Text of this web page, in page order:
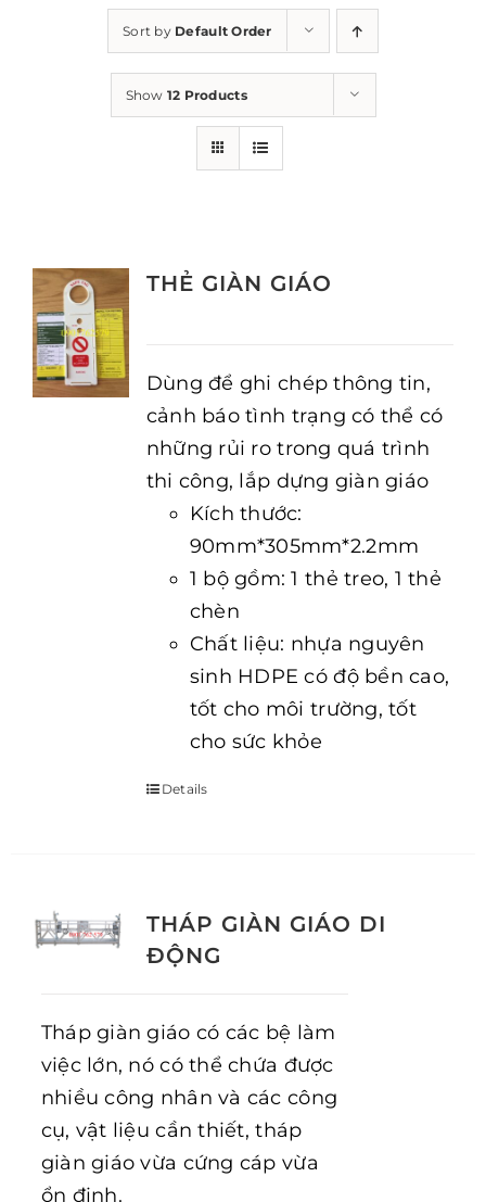
Sort by Default Order
Show 12 Products
THẺ GIÀN GIÁO
Dùng để ghi chép thông tin,
cảnh báo tình trạng có thể có
những rủi ro trong quá trình
thi công, lắp dựng giàn giáo
Kích thước:
90mm*305mm*2.2mm
1 bộ gồm: 1 thẻ treo, 1 thẻ
chèn
Chất liệu: nhựa nguyên
sinh HDPE có độ bền cao,
tốt cho môi trường, tốt
cho sức khỏe
Details
THÁP GIÀN GIÁO DI
ĐỘNG
Tháp giàn giáo có các bệ làm
việc lớn, nó có thể chứa được
nhiều công nhân và các công
cụ, vật liệu cần thiết, tháp
giàn giáo vừa cứng cáp vừa
ổn định.